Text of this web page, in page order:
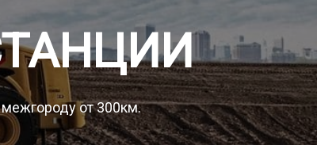
компании
Грузы
от 300км.